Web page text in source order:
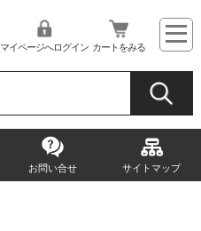
マイページへログイン カートをみる
お問い合せ サイトマップ